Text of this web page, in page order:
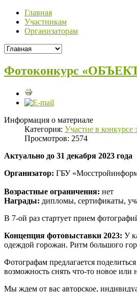
Главная
Участникам
Организаторам
Фотоконкурс
Информация о материале
Категория: Участие в конкурсе
Просмотров: 2574
Актуально до 31 декабря 2023 года
Организатор: ГБУ
Возрастные ограничения: нет
Награды: дипломы, сертификаты,
В 7-ой раз стартует прием
Концепция фотовыставки 2023: У
одеждой горожан. Ритм большого
Фотографам предлагается
возможность снять что-то новое или
Мы ждем от вас авторское,